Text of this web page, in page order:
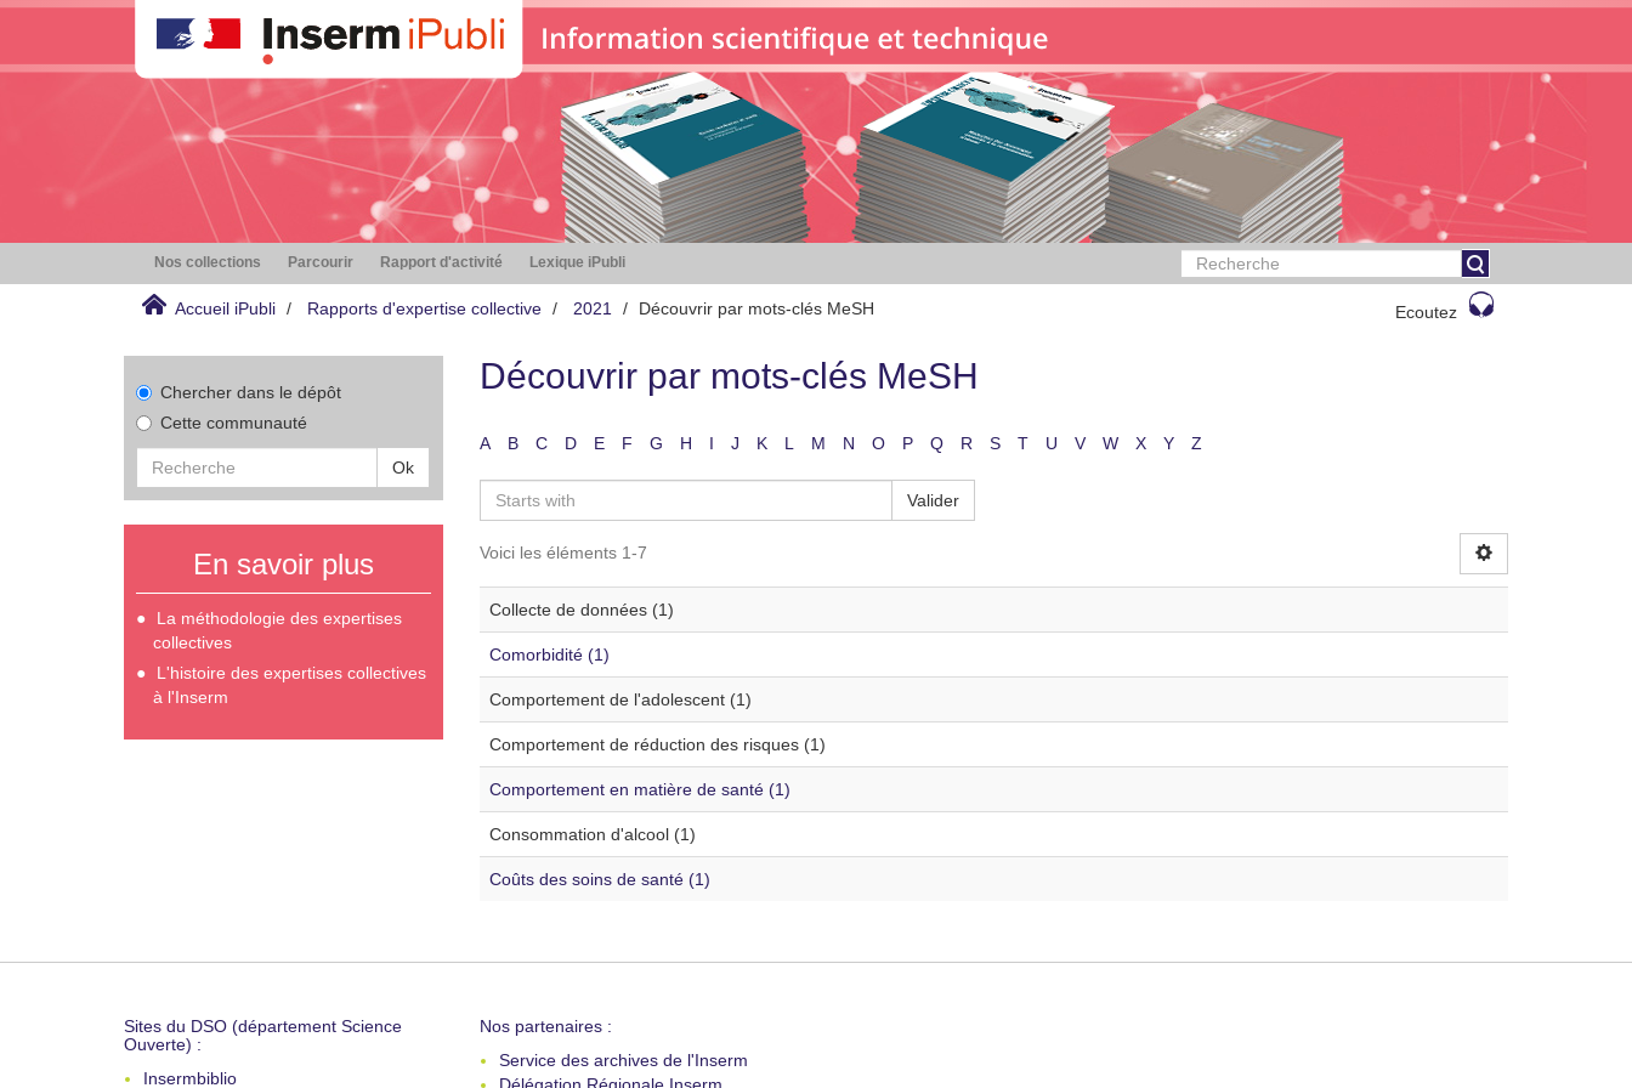
Nos collections Parcourir Rapport d'activité Lexique iPubli
Accueil iPubli Rapports d'expertise collective 2021 Découvrir par mots-clés MeSH Ecoutez
Chercher dans le dépôt
Cette communauté
Ok
En savoir plus
La méthodologie des expertises
collectives
L'histoire des expertises collectives
à l'Inserm
Découvrir par mots-clés MeSH
A B C D E F G H I J K L M N O P Q R S T U V W X Y Z
Valider
Voici les éléments 1-7
Collecte de données (1)
Comorbidité (1)
Comportement de l'adolescent (1)
Comportement de réduction des risques (1)
Comportement en matière de santé (1)
Consommation d'alcool (1)
Coûts des soins de santé (1)
Sites du DSO (département Science
Ouverte) :
Insermbiblio
Nos partenaires :
Service des archives de l'Inserm